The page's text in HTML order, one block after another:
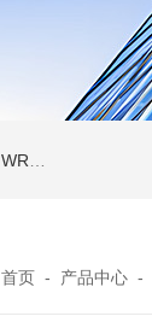
WRP高温贵金属铂铑热电偶
首页 - 产品中心 -